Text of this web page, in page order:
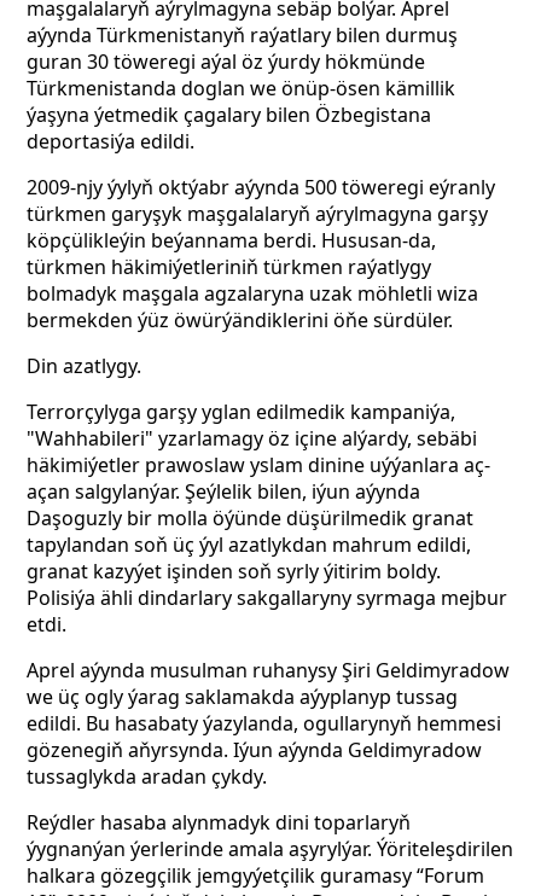
maşgalalaryň aýrylmagyna sebäp bolýar. Aprel
aýynda Türkmenistanyň raýatlary bilen durmuş
guran 30 töweregi aýal öz ýurdy hökmünde
Türkmenistanda doglan we önüp-ösen kämillik
ýaşyna ýetmedik çagalary bilen Özbegistana
deportasiýa edildi.
2009-njy ýylyň oktýabr aýynda 500 töweregi eýranly
türkmen garyşyk maşgalalaryň aýrylmagyna garşy
köpçülikleýin beýannama berdi. Hususan-da,
türkmen häkimiýetleriniň türkmen raýatlygy
bolmadyk maşgala agzalaryna uzak möhletli wiza
bermekden ýüz öwürýändiklerini öňe sürdüler.
Din azatlygy.
Terrorçylyga garşy yglan edilmedik kampaniýa,
"Wahhabileri" yzarlamagy öz içine alýardy, sebäbi
häkimiýetler prawoslaw yslam dinine uýýanlara aç-
açan salgylanýar. Şeýlelik bilen, iýun aýynda
Daşoguzly bir molla öýünde düşürilmedik granat
tapylandan soň üç ýyl azatlykdan mahrum edildi,
granat kazyýet işinden soň syrly ýitirim boldy.
Polisiýa ähli dindarlary sakgallaryny syrmaga mejbur
etdi.
Aprel aýynda musulman ruhanysy Şiri Geldimyradow
we üç ogly ýarag saklamakda aýyplanyp tussag
edildi. Bu hasabaty ýazylanda, ogullarynyň hemmesi
gözenegiň aňyrsynda. Iýun aýynda Geldimyradow
tussaglykda aradan çykdy.
Reýdler hasaba alynmadyk dini toparlaryň
ýygnanýan ýerlerinde amala aşyrylýar. Ýöriteleşdirilen
halkara gözegçilik jemgyýetçilik guramasy “Forum